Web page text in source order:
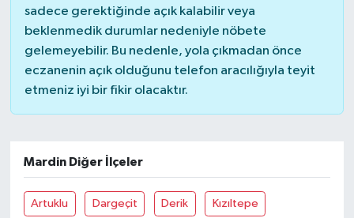
sadece gerektiğinde açık kalabilir veya
beklenmedik durumlar nedeniyle nöbete
gelemeyebilir. Bu nedenle, yola çıkmadan önce
eczanenin açık olduğunu telefon aracılığıyla teyit
etmeniz iyi bir fikir olacaktır.
Mardin Diğer İlçeler
Artuklu Dargeçit Derik Kızıltepe